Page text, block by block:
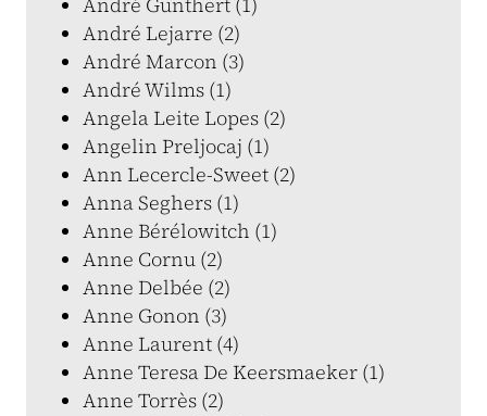
André Lejarre (2)
André Marcon (3)
André Wilms (1)
Angela Leite Lopes (2)
Angelin Preljocaj (1)
Ann Lecercle-Sweet (2)
Anna Seghers (1)
Anne Bérélowitch (1)
Anne Cornu (2)
Anne Delbée (2)
Anne Gonon (3)
Anne Laurent (4)
Anne Teresa De Keersmaeker (1)
Anne Torrès (2)